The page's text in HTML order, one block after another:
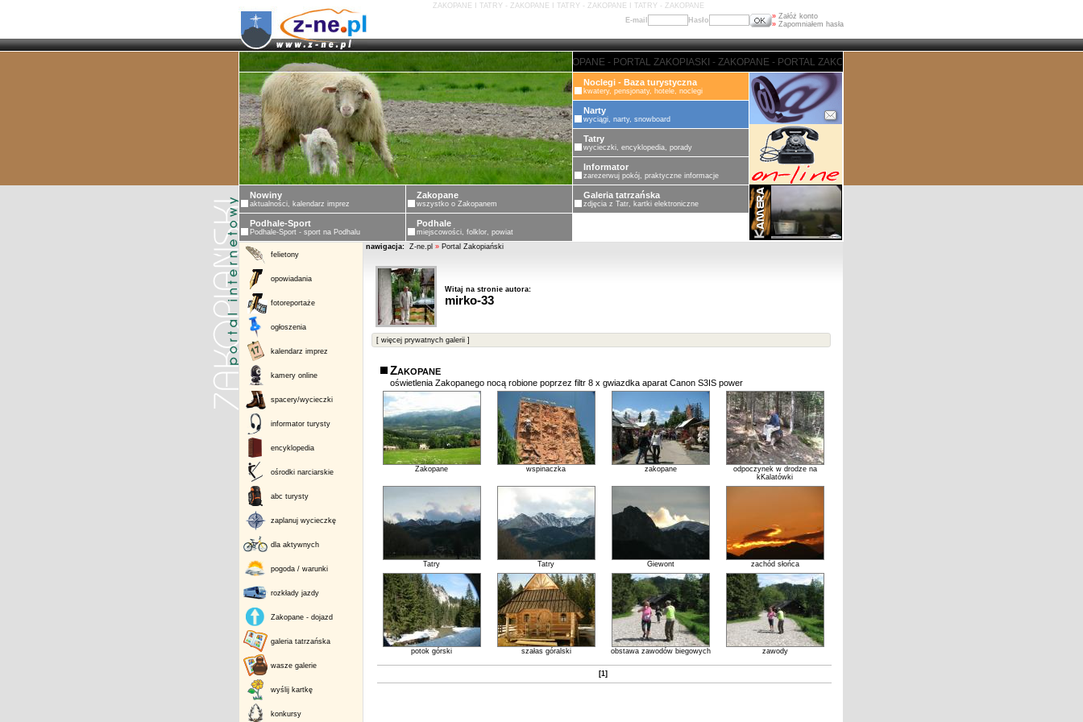
ZAKOPANE I TATRY - ZAKOPANE I TATRY - ZAKOPANE I TATRY - ZAKOPANE
E-mail
Hasło » Załóż konto
» Zapomniałem hasła
ZAKOPANE - PORTAL ZAKOPIASKI - ZAKOPANE - PORTAL ZAKOPIASKI - ZAKOPANE - PORTAL ZAKOPIASKI - ZAKOPANE
Noclegi - Baza turystyczna
kwatery, pensjonaty, hotele, noclegi
Narty
wyciągi, narty, snowboard
Tatry
wycieczki, encyklopedia, porady
Informator
zarezerwuj pokój, praktyczne informacje
Nowiny
aktualności, kalendarz imprez
Zakopane
wszystko o Zakopanem
Galeria tatrzańska
zdjęcia z Tatr, kartki elektroniczne
Podhale-Sport
Podhale-Sport - sport na Podhalu
Podhale
miejscowości, folklor, powiat
felietony
opowiadania
fotoreportaże
ogłoszenia
kalendarz imprez
kamery online
spacery/wycieczki
informator turysty
encyklopedia
ośrodki narciarskie
abc turysty
zaplanuj wycieczkę
dla aktywnych
pogoda / warunki
rozkłady jazdy
Zakopane - dojazd
galeria tatrzańska
wasze galerie
wyślij kartkę
konkursy
nawigacja: Z-ne.pl » Portal Zakopiański
Witaj na stronie autora:
mirko-33
[ więcej prywatnych galerii ]
Zakopane
oświetlenia Zakopanego nocą robione poprzez filtr 8 x gwiazdka aparat Canon S3IS power
Zakopane wspinaczka zakopane
odpoczynek w drodze na
kKalatówki
Tatry Tatry Giewont zachód słońca
potok górski szałas góralski obstawa zawodów biegowych zawody
[1]